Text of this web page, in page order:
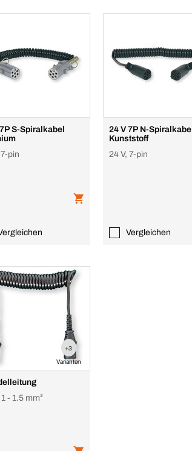
S-Spiralkabel
pin
24 V 7P N-Spiralkabel
Kunststoff
24 V, 7-pin
Vergleichen
+3
Varianten
- 1.5 mm²